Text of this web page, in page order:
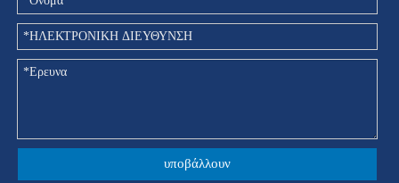
υποβάλλουν